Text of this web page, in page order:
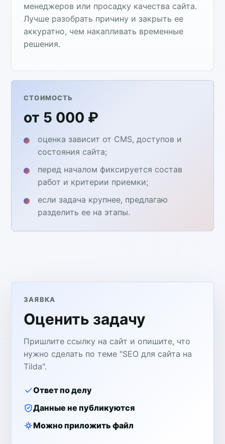
менеджеров или просадку качества сайта.
Лучше разобрать причину и закрыть ее
аккуратно, чем накапливать временные
решения.
СТОИМОСТЬ
от 5 000 ₽
оценка зависит от CMS, доступов и
состояния сайта;
перед началом фиксируется состав
работ и критерии приемки;
если задача крупнее, предлагаю
разделить ее на этапы.
ЗАЯВКА
Оценить задачу
Пришлите ссылку на сайт и опишите, что
нужно сделать по теме "SEO для сайта на
Tilda".
Ответ по делу
Данные не публикуются
Можно приложить файл